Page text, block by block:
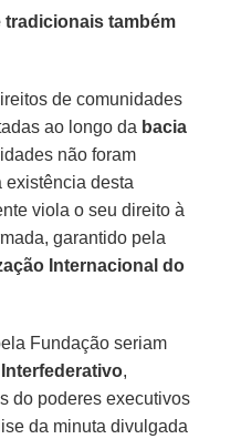
também
de comunidades
ao longo da bacia
não foram
existência desta
viola o seu direito à
garantido pela
Internacional do
Fundação seriam
Interfederativo,
do poderes executivos
da minuta divulgada